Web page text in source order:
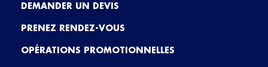
DEMANDER UN DEVIS
PRENEZ RENDEZ-VOUS
OPÉRATIONS PROMOTIONNELLES